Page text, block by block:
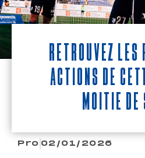
Retrouvez
actions de
moitié de
Pro 02/01/2026